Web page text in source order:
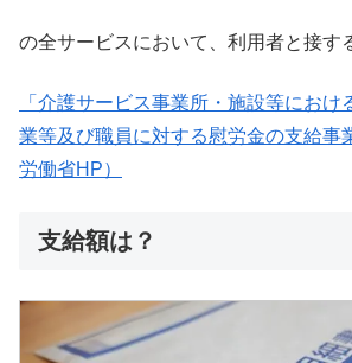
の全サービスにおいて、利用者と接す
「介護サービス事業所・施設等におけ
業等及び職員に対する慰労金の支給事
労働省HP）
支給額は？